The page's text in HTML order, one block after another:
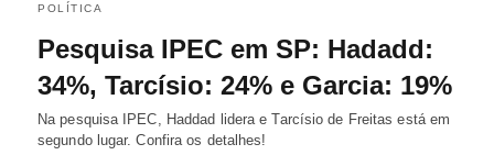
POLÍTICA
Pesquisa IPEC em SP: Hadadd:
34%, Tarcísio: 24% e Garcia: 19%
Na pesquisa IPEC, Haddad lidera e Tarcísio de Freitas está em
segundo lugar. Confira os detalhes!